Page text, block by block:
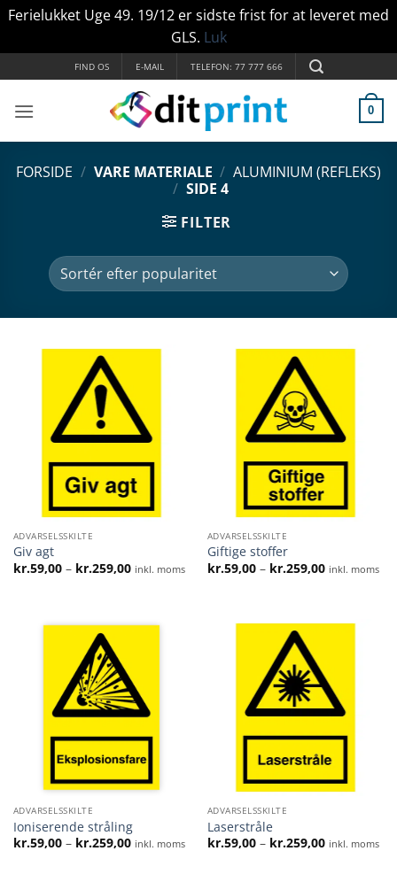
Ferielukket Uge 49. 19/12 er sidste frist for at leveret med
GLS. Luk
til
indhold
FIND OS E-MAIL TELEFON: 77 777 666
0
FORSIDE / VARE MATERIALE / ALUMINIUM (REFLEKS)
/ SIDE 4
FILTER
ADVARSELSSKILTE
Giv agt
kr.59,00 – kr.259,00Prisinterval:
kr.59,00
inkl. moms
ADVARSELSSKILTE
Giftige stoffer
kr.59,00 – kr.259,00Prisinterval:
kr.59,00
inkl. moms
ADVARSELSSKILTE
Ioniserende stråling
kr.59,00 – kr.259,00Prisinterval:
kr.59,00
inkl. moms
ADVARSELSSKILTE
Laserstråle
kr.59,00 – kr.259,00Prisinterval:
kr.59,00
inkl. moms